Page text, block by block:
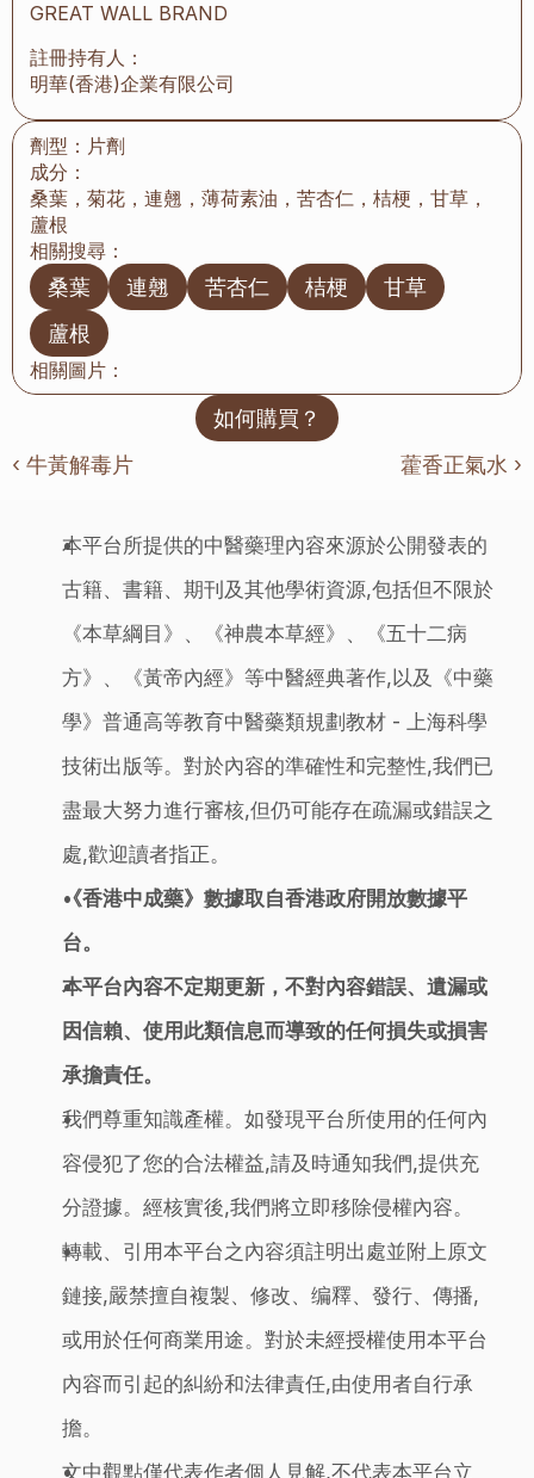
GREAT WALL BRAND
註冊持有人：
明華(香港)企業有限公司
劑型： 片劑
成分：
桑葉，菊花，連翹，薄荷素油，苦杏仁，桔梗，甘草，
蘆根
相關搜尋：
桑葉 連翹 苦杏仁 桔梗
甘草
蘆根
相關圖片：
如何購買？
‹ 牛黃解毒片
藿香正氣水 ›
本平台所提供的中醫藥理內容來源於公開發表的
古籍、書籍、期刊及其他學術資源,包括但不限於
《本草綱目》、《神農本草經》、《五十二病
方》、《黃帝內經》等中醫經典著作,以及《中藥
學》普通高等教育中醫藥類規劃教材 - 上海科學
技術出版等。對於內容的準確性和完整性,我們已
盡最大努力進行審核,但仍可能存在疏漏或錯誤之
處,歡迎讀者指正。
《香港中成藥》數據取自香港政府開放數據平
台。
本平台內容不定期更新，不對內容錯誤、遺漏或
因信賴、使用此類信息而導致的任何損失或損害
承擔責任。
我們尊重知識產權。如發現平台所使用的任何內
容侵犯了您的合法權益,請及時通知我們,提供充
分證據。經核實後,我們將立即移除侵權內容。
轉載、引用本平台之內容須註明出處並附上原文
鏈接,嚴禁擅自複製、修改、编釋、發行、傳播,
或用於任何商業用途。對於未經授權使用本平台
內容而引起的糾紛和法律責任,由使用者自行承
擔。
文中觀點僅代表作者個人見解,不代表本平台立